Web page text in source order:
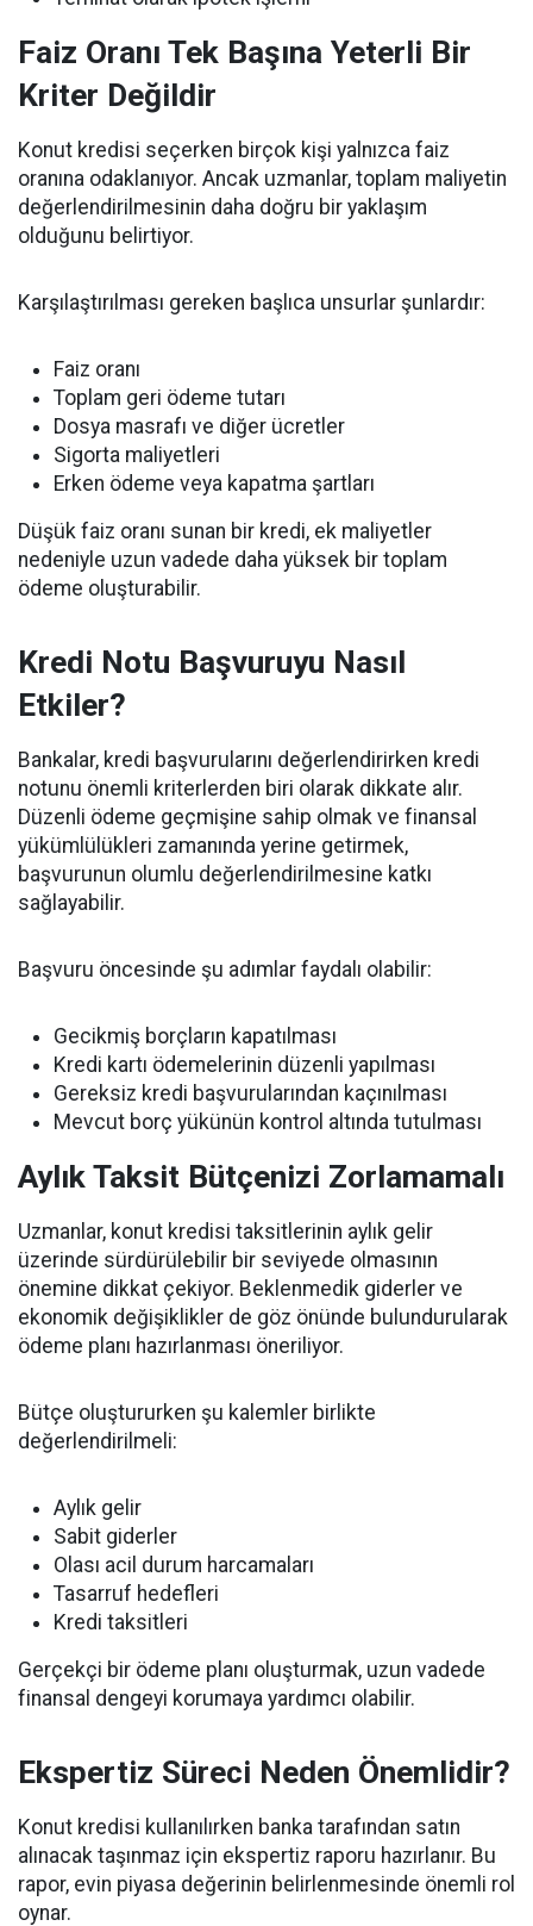
Faiz Oranı Tek Başına Yeterli Bir
Kriter Değildir
Konut kredisi seçerken birçok kişi yalnızca faiz
oranına odaklanıyor. Ancak uzmanlar, toplam maliyetin
değerlendirilmesinin daha doğru bir yaklaşım
olduğunu belirtiyor.
Karşılaştırılması gereken başlıca unsurlar şunlardır:
Faiz oranı
Toplam geri ödeme tutarı
Dosya masrafı ve diğer ücretler
Sigorta maliyetleri
Erken ödeme veya kapatma şartları
Düşük faiz oranı sunan bir kredi, ek maliyetler
nedeniyle uzun vadede daha yüksek bir toplam
ödeme oluşturabilir.
Kredi Notu Başvuruyu Nasıl
Etkiler?
Bankalar, kredi başvurularını değerlendirirken kredi
notunu önemli kriterlerden biri olarak dikkate alır.
Düzenli ödeme geçmişine sahip olmak ve finansal
yükümlülükleri zamanında yerine getirmek,
başvurunun olumlu değerlendirilmesine katkı
sağlayabilir.
Başvuru öncesinde şu adımlar faydalı olabilir:
Gecikmiş borçların kapatılması
Kredi kartı ödemelerinin düzenli yapılması
Gereksiz kredi başvurularından kaçınılması
Mevcut borç yükünün kontrol altında tutulması
Aylık Taksit Bütçenizi Zorlamamalı
Uzmanlar, konut kredisi taksitlerinin aylık gelir
üzerinde sürdürülebilir bir seviyede olmasının
önemine dikkat çekiyor. Beklenmedik giderler ve
ekonomik değişiklikler de göz önünde bulundurularak
ödeme planı hazırlanması öneriliyor.
Bütçe oluştururken şu kalemler birlikte
değerlendirilmeli:
Aylık gelir
Sabit giderler
Olası acil durum harcamaları
Tasarruf hedefleri
Kredi taksitleri
Gerçekçi bir ödeme planı oluşturmak, uzun vadede
finansal dengeyi korumaya yardımcı olabilir.
Ekspertiz Süreci Neden Önemlidir?
Konut kredisi kullanılırken banka tarafından satın
alınacak taşınmaz için ekspertiz raporu hazırlanır. Bu
rapor, evin piyasa değerinin belirlenmesinde önemli rol
oynar.